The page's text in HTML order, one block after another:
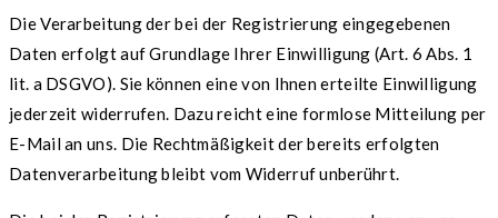
Die Verarbeitung der bei der Registrierung eingegebenen
Daten erfolgt auf Grundlage Ihrer Einwilligung (Art. 6 Abs. 1
lit. a DSGVO). Sie können eine von Ihnen erteilte Einwilligung
jederzeit widerrufen. Dazu reicht eine formlose Mitteilung per
E-Mail an uns. Die Rechtmäßigkeit der bereits erfolgten
Datenverarbeitung bleibt vom Widerruf unberührt.